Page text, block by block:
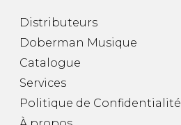
Distributeurs
Doberman Musique
Catalogue
Services
Politique de Confidentialité